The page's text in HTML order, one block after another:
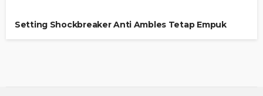
Setting Shockbreaker Anti Ambles Tetap Empuk